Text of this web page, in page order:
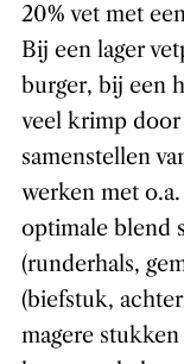
20% vet met
Bij een lager
burger, bij een
veel krimp door
samenstellen
werken met
optimale blend
(runderhals,
(biefstuk,
magere